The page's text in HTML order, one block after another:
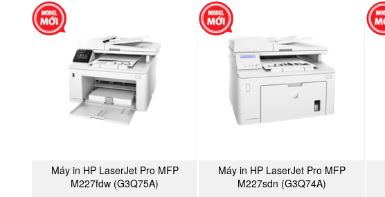
Máy in HP LaserJet Pro MFP
M227fdw (G3Q75A)
MUA NGAY
Máy in HP LaserJet Pro MFP
M227sdn (G3Q74A)
MUA NGAY